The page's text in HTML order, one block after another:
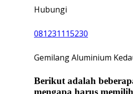
Hubungi
081231115230
Gemilang Aluminium
Berikut adalah
mengapa harus